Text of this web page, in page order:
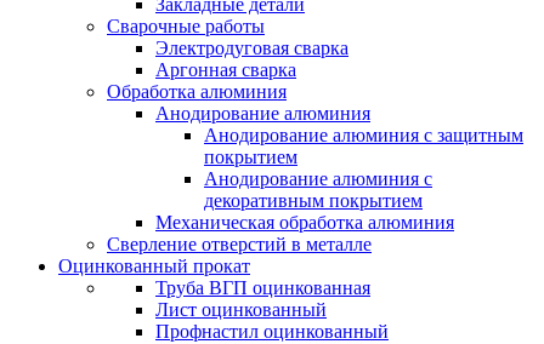
Закладные детали
Сварочные работы
Электродуговая сварка
Аргонная сварка
Обработка алюминия
Анодирование алюминия
Анодирование алюминия с защитным
покрытием
Анодирование алюминия с
декоративным покрытием
Механическая обработка алюминия
Сверление отверстий в металле
Оцинкованный прокат
Труба ВГП оцинкованная
Лист оцинкованный
Профнастил оцинкованный